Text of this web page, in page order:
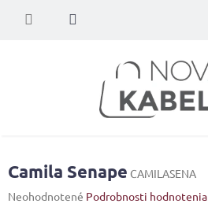
Camila Senape CAMILASENA
Priemerné
Neohodnotené Podrobnosti hodnotenia